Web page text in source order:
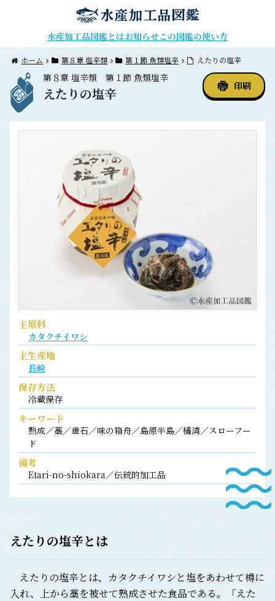
水産加工品図鑑とはお知らせこの図鑑の使い方
ホーム 第８章 塩辛類 第１節 魚類塩辛 えたりの塩辛
第８章 塩辛類 第１節 魚類塩辛
えたりの塩辛 印刷
主原料
カタクチイワシ
主生産地
長崎
保存方法
冷蔵保存
キーワード
熟成／藁／重石／味の箱舟／島原半島／橘湾／スローフー
ド
備考
Etari-no-shiokara／伝統的加工品
えたりの塩辛とは
えたりの塩辛とは、カタクチイワシと塩をあわせて樽に
入れ、上から藁を被せて熟成させた食品である。「えた